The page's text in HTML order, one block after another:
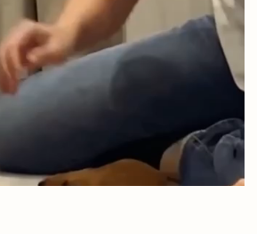
планомерность,
Веришь, доверяешь,
всё будет хорошо